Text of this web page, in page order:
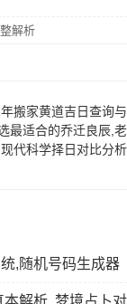
解析
搬家黄道吉日查询与
最适合的乔迁良辰,老
代科学择日对比分析
,随机号码生成器